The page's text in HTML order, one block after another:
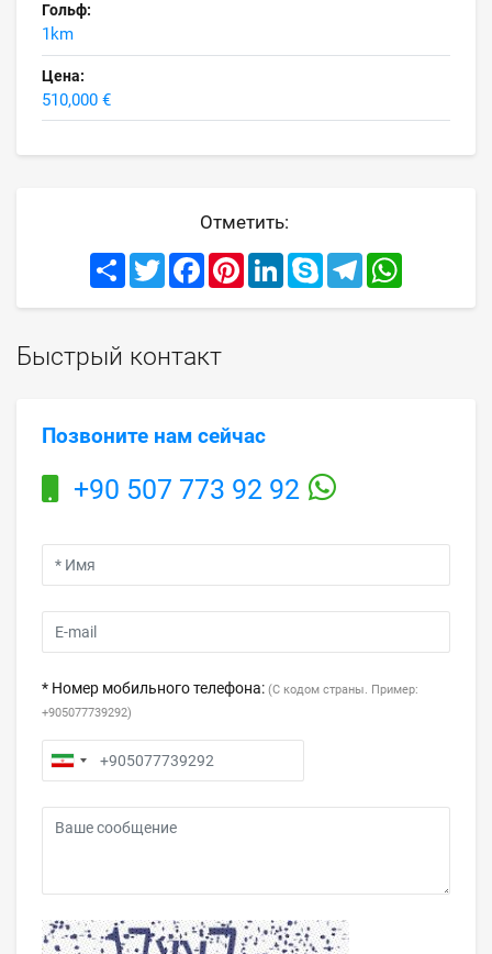
Гольф:
1km
Цена:
510,000 €
Отметить:
Share TwitterFacebookPinterestLinkedInSkype Telegram
Быстрый контакт
Позвоните нам сейчас
+90 507 773 92 92
* Номер мобильного телефона: (С кодом страны. Пример:
+905077739292)